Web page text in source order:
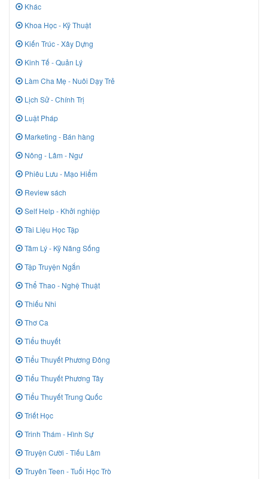
Khác
Khoa Học - Kỹ Thuật
Kiến Trúc - Xây Dựng
Kinh Tế - Quản Lý
Làm Cha Mẹ - Nuôi Dạy Trẻ
Lịch Sử - Chính Trị
Luật Pháp
Marketing - Bán hàng
Nông - Lâm - Ngư
Phiêu Lưu - Mạo Hiểm
Review sách
Self Help - Khởi nghiệp
Tài Liệu Học Tập
Tâm Lý - Kỹ Năng Sống
Tập Truyện Ngắn
Thể Thao - Nghệ Thuật
Thiếu Nhi
Thơ Ca
Tiểu thuyết
Tiểu Thuyết Phương Đông
Tiểu Thuyết Phương Tây
Tiểu Thuyết Trung Quốc
Triết Học
Trinh Thám - Hình Sự
Truyện Cười - Tiếu Lâm
Truyên Teen - Tuổi Học Trò